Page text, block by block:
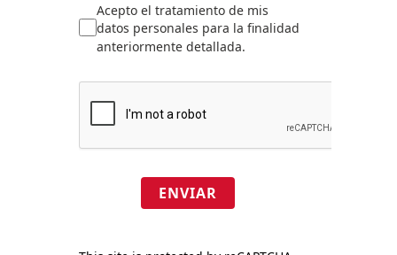
Acepto el tratamiento de mis
datos personales para la finalidad
anteriormente detallada.
ENVIAR